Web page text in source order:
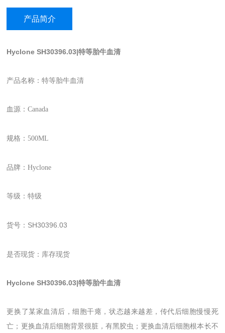
产品简介
Hyclone SH30396.03|特等胎牛血清
产品名称：特等胎牛血清
血源：Canada
规格：500ML
品牌：Hyclone
等级：特级
货号： SH30396.03
是否现货：库存现货
HycloneSH30396.03|特等胎牛血清
更换了某家血清后，细胞干瘪，状态越来越差，传代后细胞慢慢死
亡；更换血清后细胞背景很脏，有黑胶虫；更换血清后细胞根本长不